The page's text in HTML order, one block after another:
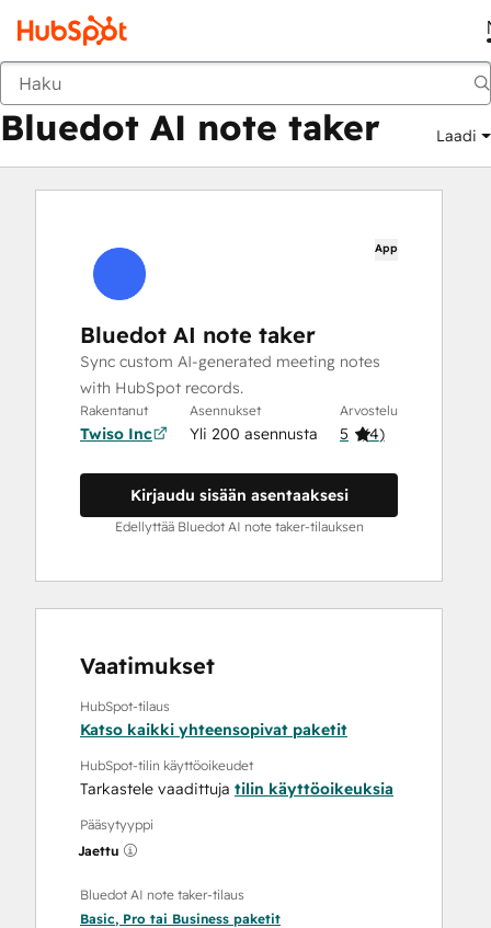
Markkinapaikka
Bluedot AI note taker Laadi
App
Bluedot AI note taker
Sync custom AI-generated meeting notes
with HubSpot records.
Rakentanut
Twiso Inc
Asennukset
Yli 200 asennusta
Arvostelu
5 (4)
Kirjaudu sisään asentaaksesi
Edellyttää Bluedot AI note taker-tilauksen
Vaatimukset
HubSpot-tilaus
Katso kaikki yhteensopivat paketit
HubSpot-tilin käyttöoikeudet
Tarkastele vaadittuja tilin käyttöoikeuksia
Pääsytyyppi
Jaettu
Bluedot AI note taker-tilaus
Basic, Pro tai Business paketit